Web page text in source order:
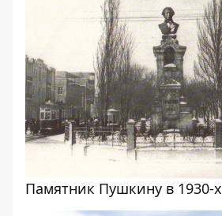
Памятник Пушкину в 1930-х